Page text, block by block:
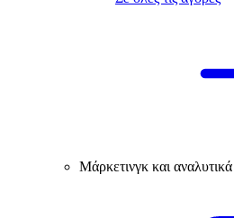
Μάρκετινγκ και αναλυτικά